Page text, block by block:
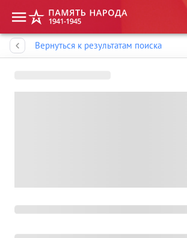
Вернуться к результатам поиска
Память народа